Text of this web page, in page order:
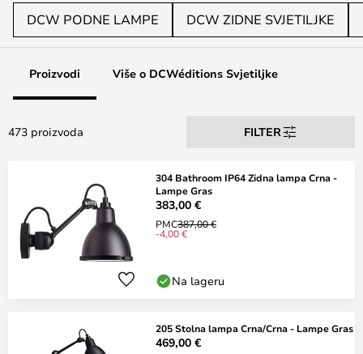
DCW PODNE LAMPE DCW ZIDNE SVJETILJKE
Proizvodi Više o DCWéditions Svjetiljke
473 proizvoda FILTER
304 Bathroom IP64 Zidna lampa Crna -
Lampe Gras
383,00 €
PMC387,00 €
-4,00 €
Na lageru
205 Stolna lampa Crna/Crna - Lampe Gras
469,00 €